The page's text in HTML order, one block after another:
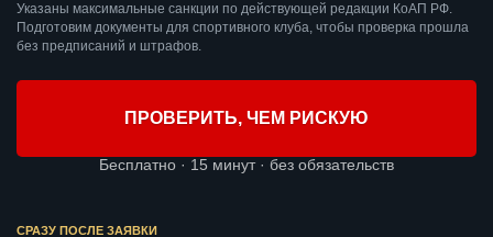
Указаны максимальные санкции по действующей редакции КоАП РФ.
Подготовим документы для спортивного клуба, чтобы проверка прошла
без предписаний и штрафов.
ПРОВЕРИТЬ, ЧЕМ РИСКУЮ
Бесплатно · 15 минут · без обязательств
СРАЗУ ПОСЛЕ ЗАЯВКИ